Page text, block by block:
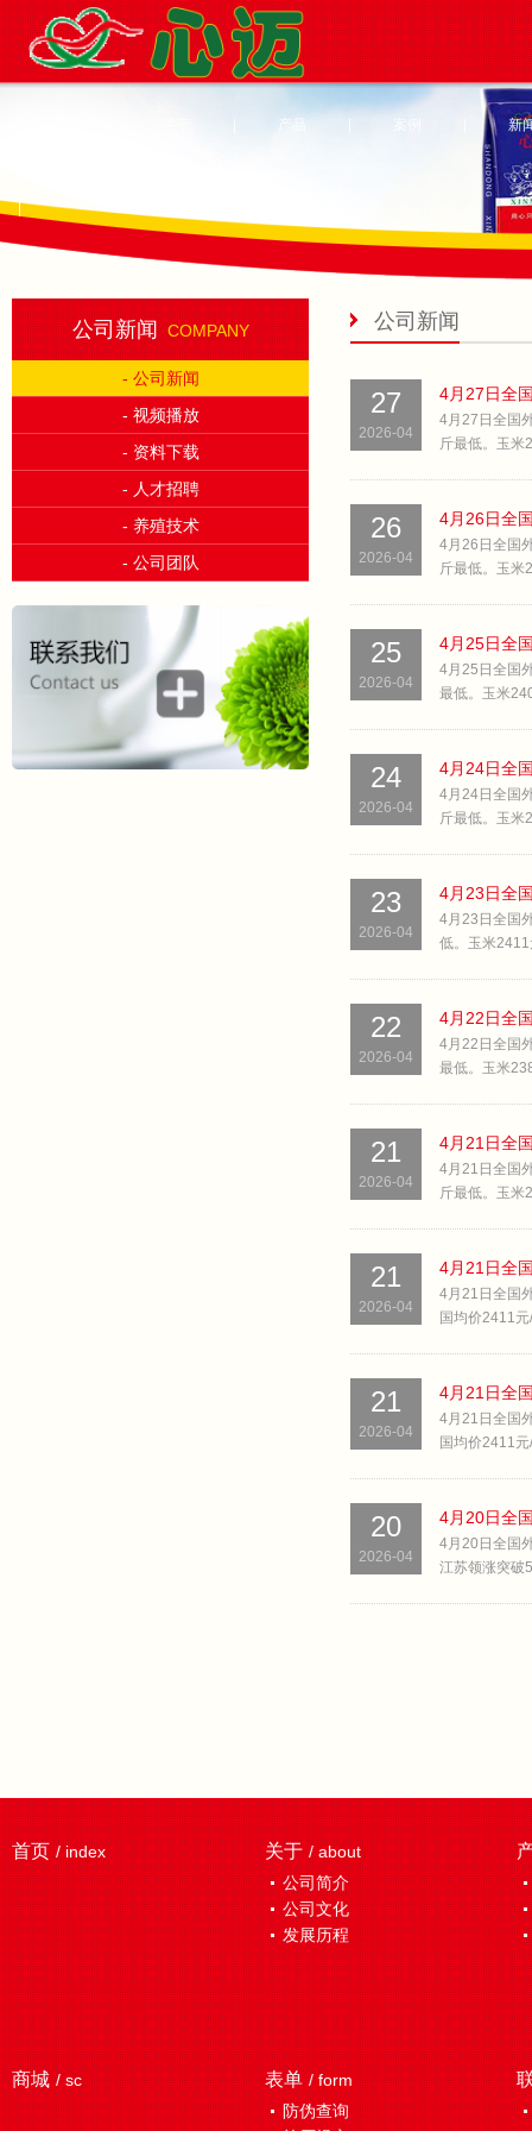
产品 新
|
公司新闻 COMPANY
- 公司新闻
- 视频播放
- 资料下载
- 人才招聘
- 养殖技术
- 公司团队
公司新闻
27
2026-04
4月27日全国
斤最低。玉米
26
2026-04
4月26日全国
斤最低。玉米
25
2026-04
4月25日全国
最低。玉米
24
2026-04
4月24日全国
斤最低。玉米
23
2026-04
4月23日全国
低。玉米
22
2026-04
4月22日全国
最低。玉米
21
2026-04
4月21日全国
斤最低。玉米
21
2026-04
4月21日全
4月21日全国
国均价2411
21
2026-04
4月21日全
4月21日全国
国均价2411
20
2026-04
4月20日全
4月20日全国
江苏领涨突破
首页 / index 关于 / about
公司简介
公司文化
发展历程
商城 / sc 表单 / form
防伪查询